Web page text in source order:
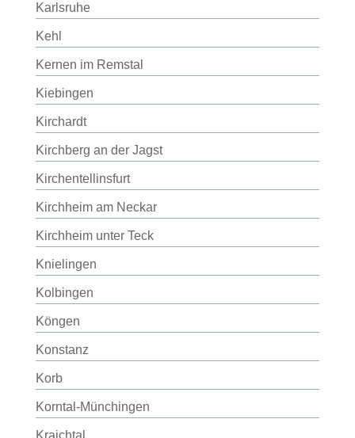
Karlsruhe
Kehl
Kernen im Remstal
Kiebingen
Kirchardt
Kirchberg an der Jagst
Kirchentellinsfurt
Kirchheim am Neckar
Kirchheim unter Teck
Knielingen
Kolbingen
Köngen
Konstanz
Korb
Korntal-Münchingen
Kraichtal